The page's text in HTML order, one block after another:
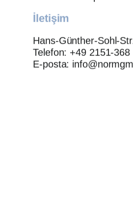
İletişim
Hans-Günther-Sohl-
Telefon: +49 2151-368
E-posta: